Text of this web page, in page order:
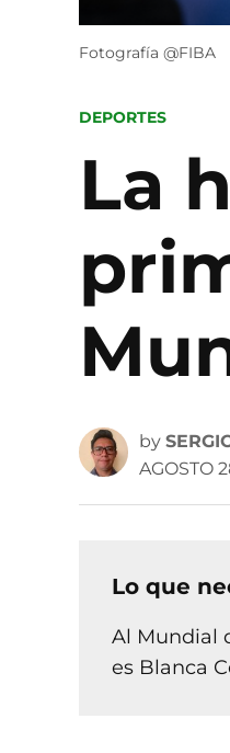
Fotografía @FIBA
POSTED
DEPORTES
La
by
AGOSTO
Lo que
Al Mundial
es Blanca